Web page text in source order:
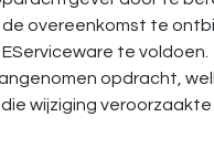
overeenkomst te
te voldoen.
opdracht,
wijziging